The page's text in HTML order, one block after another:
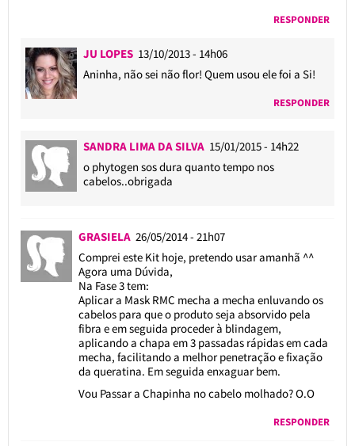
RESPONDER
JU LOPES 13/10/2013 - 14h06
Aninha, não sei não flor! Quem usou ele foi a Si!
RESPONDER
SANDRA LIMA DA SILVA 15/01/2015 - 14h22
o phytogen sos dura quanto tempo nos
cabelos..obrigada
GRASIELA 26/05/2014 - 21h07
Comprei este Kit hoje, pretendo usar amanhã ^^
Agora uma Dúvida,
Na Fase 3 tem:
Aplicar a Mask RMC mecha a mecha enluvando os
cabelos para que o produto seja absorvido pela
fibra e em seguida proceder à blindagem,
aplicando a chapa em 3 passadas rápidas em cada
mecha, facilitando a melhor penetração e fixação
da queratina. Em seguida enxaguar bem.
Vou Passar a Chapinha no cabelo molhado? O.O
RESPONDER